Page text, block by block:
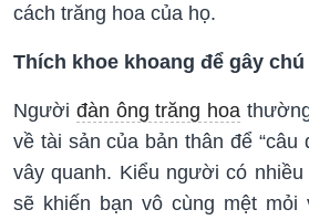
cách trăng hoa của họ.
Thích khoe khoang để gây chú
Người đàn ông trăng hoa
về tài sản của bản thân để “câu
vây quanh. Kiểu người có
sẽ khiến bạn vô cùng mệt